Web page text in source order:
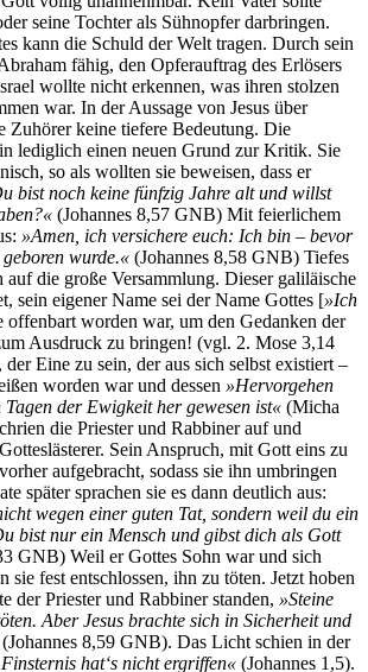
seine Tochter als Sühnopfer darbringen.
kann die Schuld der Welt tragen. Durch sein
fähig, den Opferauftrag des Erlösers
wollte nicht erkennen, was ihren stolzen
war. In der Aussage von Jesus über
Zuhörer keine tiefere Bedeutung. Die
lediglich einen neuen Grund zur Kritik. Sie
so als wollten sie beweisen, dass er
bist noch keine fünfzig Jahre alt und willst
(Johannes 8,57 GNB) Mit feierlichem
»Amen, ich versichere euch: Ich bin – bevor
wurde.« (Johannes 8,58 GNB) Tiefes
auf die große Versammlung. Dieser galiläische
sein eigener Name sei der Name Gottes [»Ich
offenbart worden war, um den Gedanken der
Ausdruck zu bringen! (vgl. 2. Mose 3,14
Eine zu sein, der aus sich selbst existiert –
worden war und dessen »Hervorgehen
der Ewigkeit her gewesen ist« (Micha
die Priester und Rabbiner auf und
Sein Anspruch, mit Gott eins zu
aufgebracht, sodass sie ihn umbringen
später sprachen sie es dann deutlich aus:
wegen einer guten Tat, sondern weil du ein
bist nur ein Mensch und gibst dich als Gott
GNB) Weil er Gottes Sohn war und sich
sie fest entschlossen, ihn zu töten. Jetzt hoben
der Priester und Rabbiner standen, »Steine
Aber Jesus brachte sich in Sicherheit und
(Johannes 8,59 GNB). Das Licht schien in der
hat‘s nicht ergriffen« (Johannes 1,5).